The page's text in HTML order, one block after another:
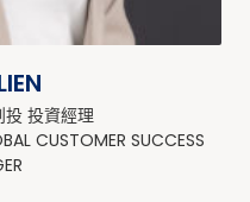
投 投資經理
CUSTOMER SUCCESS